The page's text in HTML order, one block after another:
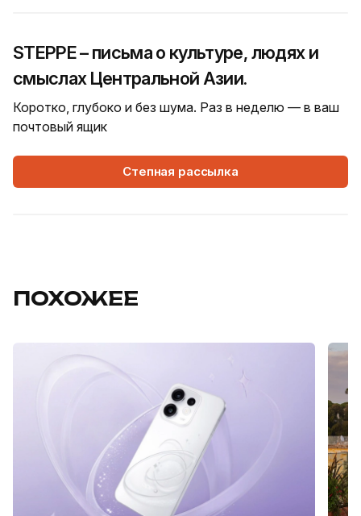
STEPPE – письма о культуре, людях и
смыслах Центральной Азии.
Коротко, глубоко и без шума. Раз в неделю — в ваш
почтовый ящик
Степная рассылка
ПОХОЖЕЕ